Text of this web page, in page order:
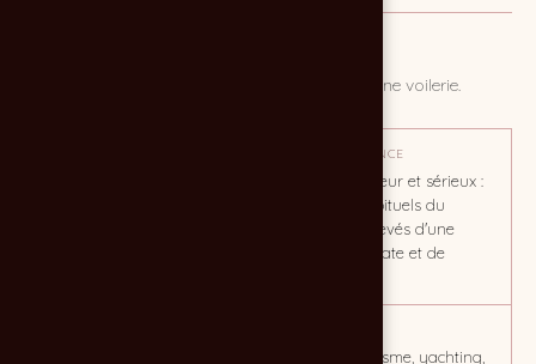
Création du logo et de la charte graphique d'une voilerie.
TON / AMBIANCE
Droiture, rigueur et sérieux :
les codes habituels du
nautisme, relevés d'une
pointe de régate et de
bateau, nautisme, yachting,